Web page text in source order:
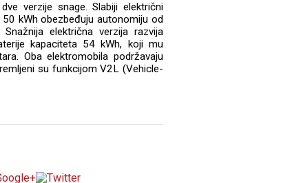
verzije snage. Slabiji električni
kWh obezbeđuju autonomiju od
električna verzija razvija
kapaciteta 54 kWh, koji mu
Oba elektromobila podržavaju
su funkcijom V2L (Vehicle-